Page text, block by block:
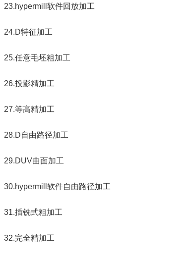
23.hypermill软件回放加工
24.D特征加工
25.任意毛坯粗加工
26.投影精加工
27.等高精加工
28.D自由路径加工
29.DUV曲面加工
30.hypermill软件自由路径加工
31.插铣式粗加工
32.完全精加工